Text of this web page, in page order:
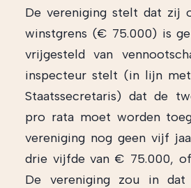
De vereniging stelt dat zij
winstgrens (€ 75.000) is
vrijgesteld van
inspecteur stelt (in lijn
Staatssecretaris) dat de
pro rata moet worden
vereniging nog geen vijf
drie vijfde van € 75.000,
De vereniging zou in dat